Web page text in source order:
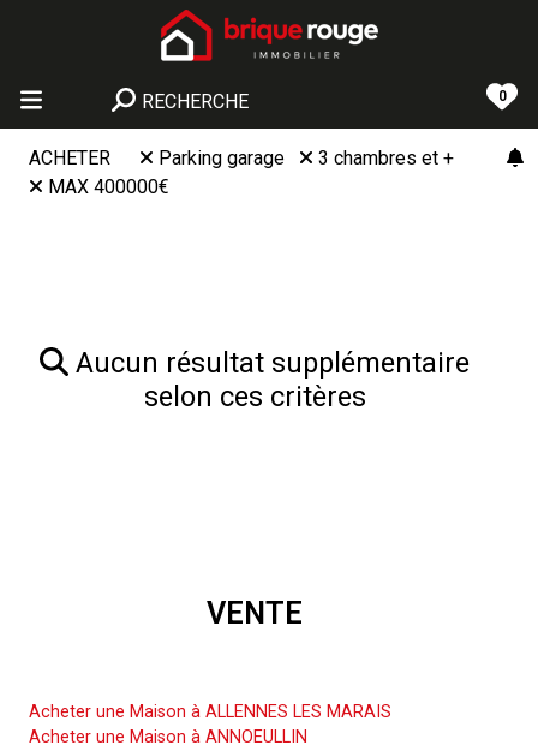
RECHERCHE 0
ACHETER Parking garage
3 chambres et +
MAX 400000€
Aucun résultat supplémentaire
selon ces critères
VENTE
Acheter une Maison à ALLENNES LES MARAIS
Acheter une Maison à ANNOEULLIN